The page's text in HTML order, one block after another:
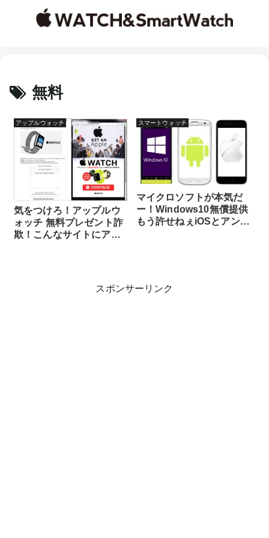
無料
アップルウォッチ
気をつけろ！アップルウ
ォッチ 無料プレゼント詐
欺！こんなサイトにアク
スマートウォッチ
マイクロソフトが本気だ
ー！Windows10無償提供
もう許せねぇiOSとアンド
スポンサーリンク